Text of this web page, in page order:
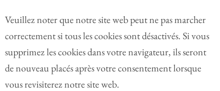
Veuillez noter que notre site web peut ne pas marcher
correctement si tous les cookies sont désactivés. Si vous
supprimez les cookies dans votre navigateur, ils seront
de nouveau placés après votre consentement lorsque
vous revisiterez notre site web.